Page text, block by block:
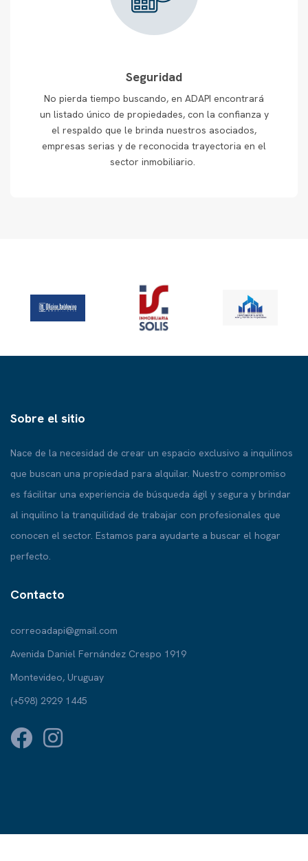
Seguridad
No pierda tiempo buscando, en ADAPI encontrará
un listado único de propiedades, con la confianza y
el respaldo que le brinda nuestros asociados,
empresas serias y de reconocida trayectoria en el
sector inmobiliario.
Sobre el sitio
Nace de la necesidad de crear un espacio exclusivo a inquilinos
que buscan una propiedad para alquilar. Nuestro compromiso
es fácilitar una experiencia de búsqueda ágil y segura y brindar
al inquilino la tranquilidad de trabajar con profesionales que
conocen el sector. Estamos para ayudarte a buscar el hogar
perfecto.
Contacto
correoadapi@gmail.com
Avenida Daniel Fernández Crespo 1919
Montevideo, Uruguay
(+598) 2929 1445